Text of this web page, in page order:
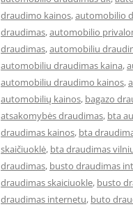
draudimo kainos,automobilio
draudimas,automobilio
draudimas,automobiliu
automobiliu draudimas kaina,
automobiliu draudimo kainos,
automobilių kainos, bagazo
atsakomybės draudimas, bta
draudimas kainos, bta
skaičiuoklė, bta draudimas
draudimas, busto draudimas
draudimas skaiciuokle, busto
draudimas internetu, buto